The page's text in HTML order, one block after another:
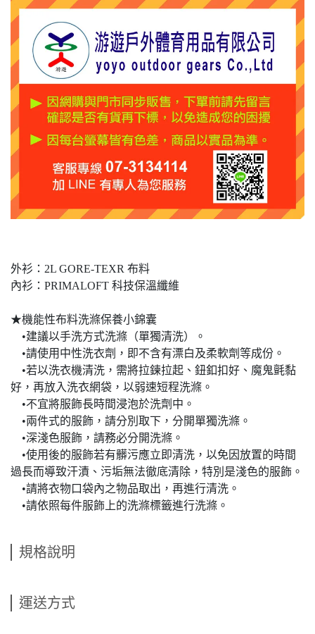
外衫：2L GORE-TEXR 布料
內衫：PRIMALOFT 科技保溫纖維
★機能性布料洗滌保養小錦囊
•建議以手洗方式洗滌（單獨清洗）。
•請使用中性洗衣劑，即不含有漂白及柔軟劑等成份。
•若以洗衣機清洗，需將拉鍊拉起、鈕釦扣好、魔鬼氈黏
好，再放入洗衣網袋，以弱速短程洗滌。
•不宜將服飾長時間浸泡於洗劑中。
•兩件式的服飾，請分別取下，分開單獨洗滌。
•深淺色服飾，請務必分開洗滌。
•使用後的服飾若有髒污應立即清洗，以免因放置的時間
過長而導致汗漬、污垢無法徹底清除，特別是淺色的服飾。
•請將衣物口袋內之物品取出，再進行清洗。
•請依照每件服飾上的洗滌標籤進行洗滌。
規格說明
運送方式